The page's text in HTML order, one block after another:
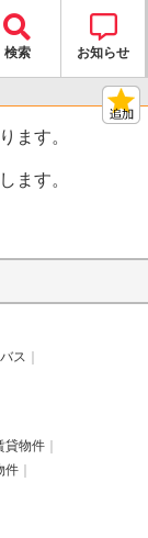
検索 お知らせ
ます。
ます。
ス
貸物件
件